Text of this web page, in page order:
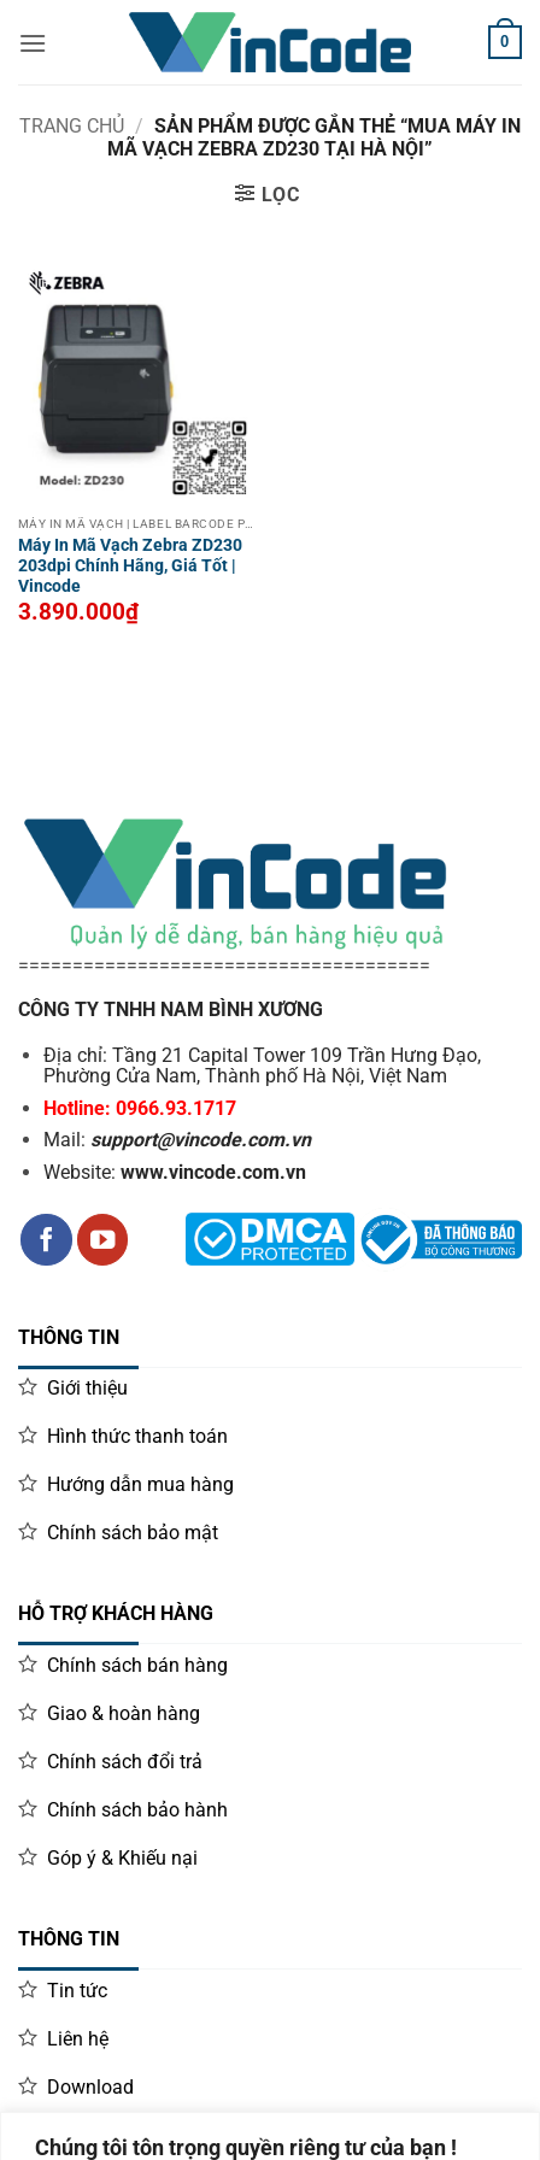
Chúng tôi tôn trọng quyền riêng tư của bạn !
qua
0
TRANG CHỦ / SẢN PHẨM ĐƯỢC GẮN THẺ “MUA MÁY IN
MÃ VẠCH ZEBRA ZD230 TẠI HÀ NỘI”
LỌC
Máy In Mã Vạch Zebra ZD230
203dpi Chính Hãng, Giá Tốt |
Vincode
3.890.000₫
======================================
CÔNG TY TNHH NAM BÌNH XƯƠNG
Địa chỉ: Tầng 21 Capital Tower 109 Trần Hưng Đạo,
Phường Cửa Nam, Thành phố Hà Nội, Việt Nam
Hotline: 0966.93.1717
Mail: support@vincode.com.vn
Website: www.vincode.com.vn
THÔNG TIN
Giới thiệu
Hình thức thanh toán
Hướng dẫn mua hàng
Chính sách bảo mật
HỖ TRỢ KHÁCH HÀNG
Chính sách bán hàng
Giao & hoàn hàng
Chính sách đổi trả
Chính sách bảo hành
Góp ý & Khiếu nại
THÔNG TIN
Tin tức
Liên hệ
Download